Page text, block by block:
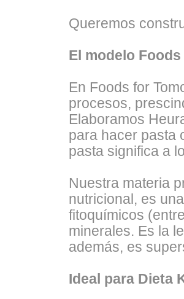
Queremos
El modelo
En Foods for
procesos,
Elaboramos
para hacer pasta
pasta significa a
Nuestra materia
nutricional, es
fitoquímicos
minerales. Es la
además, es
Ideal para Dieta